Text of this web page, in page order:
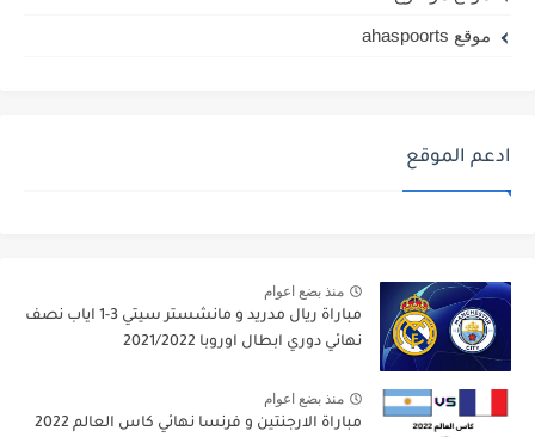
موقع ahaspoorts
ادعم الموقع
منذ بضع اعوام
مباراة ريال مدريد و مانشستر سيتي 3-1 اياب نصف
نهائي دوري ابطال اوروبا 2021/2022
منذ بضع اعوام
مباراة الارجنتين و فرنسا نهائي كاس العالم 2022